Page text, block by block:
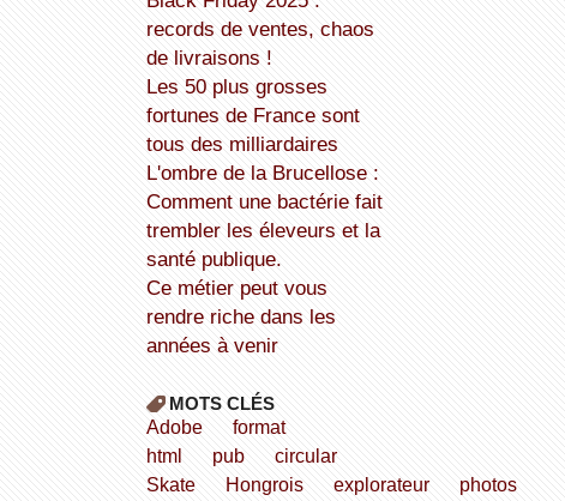
records de ventes, chaos
de livraisons !
Les 50 plus grosses
fortunes de France sont
tous des milliardaires
L'ombre de la Brucellose :
Comment une bactérie fait
trembler les éleveurs et la
santé publique.
Ce métier peut vous
rendre riche dans les
années à venir
MOTS CLÉS
Adobe
format
html
pub
circular
Skate
Hongrois explorateur
photos